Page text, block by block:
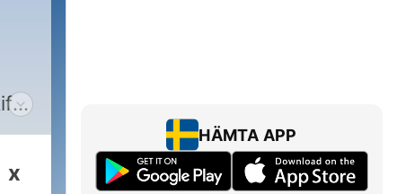
x
HÄMTA APP